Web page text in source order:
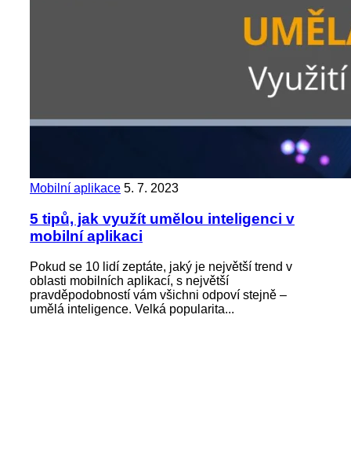
Mobilní aplikace 5. 7. 2023
5 tipů, jak využít umělou inteligenci v
mobilní aplikaci
Pokud se 10 lidí zeptáte, jaký je největší trend v
oblasti mobilních aplikací, s největší
pravděpodobností vám všichni odpoví stejně –
umělá inteligence. Velká popularita...